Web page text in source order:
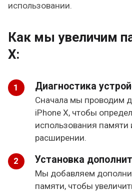
использовании.
Как мы увеличим
X:
Диагностика
Сначала мы проводим
iPhone X, чтобы
использования памяти
расширении.
Установка
Мы добавляем
памяти, чтобы